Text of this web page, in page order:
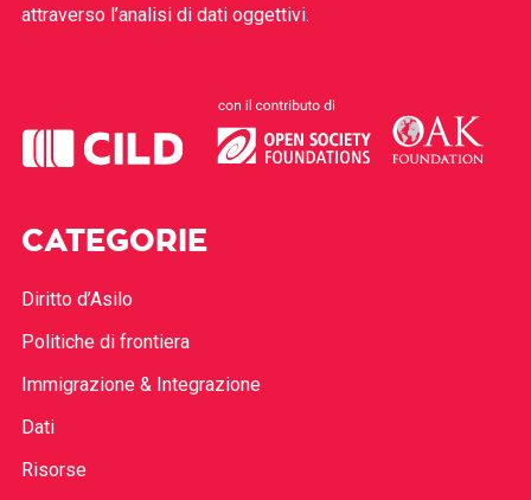
attraverso l’analisi di dati oggettivi.
CATEGORIE
Diritto d’Asilo
Politiche di frontiera
Immigrazione & Integrazione
Dati
Risorse